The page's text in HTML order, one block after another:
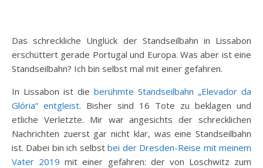
Das schreckliche Unglück der Standseilbahn in Lissabon
erschüttert gerade Portugal und Europa. Was aber ist eine
Standseilbahn? Ich bin selbst mal mit einer gefahren.
In Lissabon ist die berühmte Standseilbahn „Elevador da
Glória“ entgleist. Bisher sind 16 Tote zu beklagen und
etliche Verletzte. Mir war angesichts der schrecklichen
Nachrichten zuerst gar nicht klar, was eine Standseilbahn
ist. Dabei bin ich selbstbei der Dresden-Reise mit meinem
Vater 2019 mit einer gefahren: der von Loschwitz zum